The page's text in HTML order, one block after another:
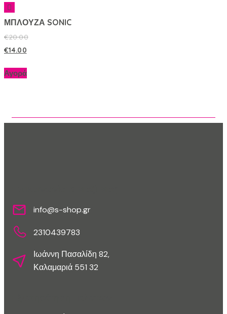
ΜΠΛΟΥΖΑ SONIC
€20.00
€14.00
Αγορά
info@s-shop.gr
2310439783
Ιωάννη Πασαλίδη 82,
Καλαμαριά 551 32